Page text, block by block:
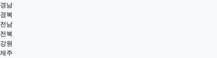
경남
경북
전남
전북
강원
제주